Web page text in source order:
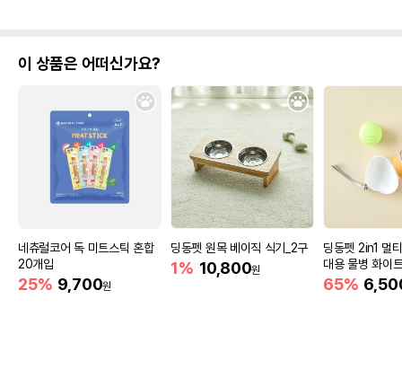
이 상품은 어떠신가요?
네츄럴코어 독 미트스틱 혼합
20개입
25% 9,700원
딩동펫 원목 베이직 식기_2구
1% 10,800원
딩동펫 2in1 멀
대용 물병 화이
65%